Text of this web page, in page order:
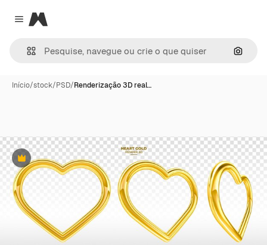
Close menu
Magnific
Início/stock/PSD/Renderização 3D real…
Premium